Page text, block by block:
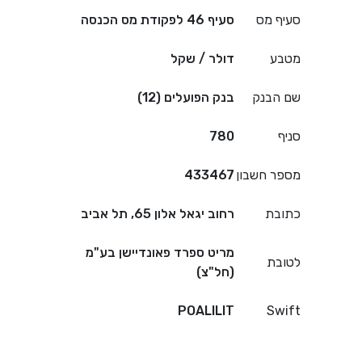
סעיף מס סעיף 46 לפקודת מס הכנסה
מטבע דולר / שקל
שם הבנק בנק הפועלים (12)
סניף 780
מספר חשבון 433467
כתובת רחוב יגאל אלון 65, תל אביב
לטובת
מריט ספרד פאונדיישן בע"מ
(חל"צ)
Swift
POALILIT